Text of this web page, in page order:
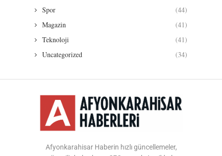
Spor
(44)
Magazin
(41)
Teknoloji
(41)
Uncategorized
(34)
Afyonkarahisar Haberin hızlı güncellemeler,